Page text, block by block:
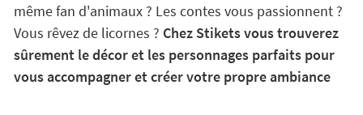
même fan d'animaux ? Les contes vous passionnent ?
Vous rêvez de licornes ? Chez Stikets vous trouverez
sûrement le décor et les personnages parfaits pour
vous accompagner et créer votre propre ambiance